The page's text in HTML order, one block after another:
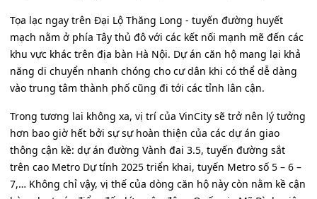
Tọa lạc ngay trên Đại Lộ Thăng Long - tuyến đường huyết
mạch nằm ở phía Tây thủ đô với các kết nối mạnh mẽ đến các
khu vực khác trên địa bàn Hà Nội. Dự án căn hộ mang lại khả
năng di chuyển nhanh chóng cho cư dân khi có thể dễ dàng
vào trung tâm thành phố cũng đi tới các tỉnh lân cận.
Trong tương lai không xa, vị trí của VinCity sẽ trở nên lý tưởng
hơn bao giờ hết bởi sự sự hoàn thiện của các dự án giao
thông cận kề: dự án đường Vành đai 3.5, tuyến đường sắt
trên cao Metro Dự tính 2025 triển khai, tuyến Metro số 5 – 6 –
7,… Không chỉ vậy, vị thế của dòng căn hộ này còn nằm kề cận